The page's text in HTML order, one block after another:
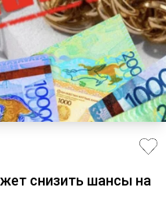
снизить шансы на